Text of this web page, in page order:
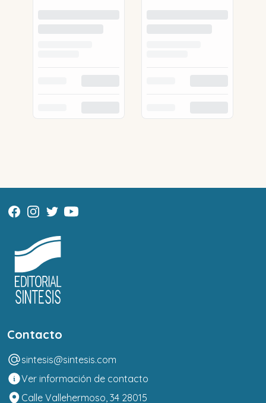
Contacto
sintesis@sintesis.com
Ver información de contacto
Calle Vallehermoso, 34 28015